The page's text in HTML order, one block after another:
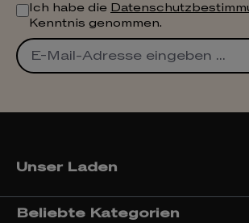
Ich habe die
Kenntnis genommen.
Unser Laden
Beliebte Kategorien